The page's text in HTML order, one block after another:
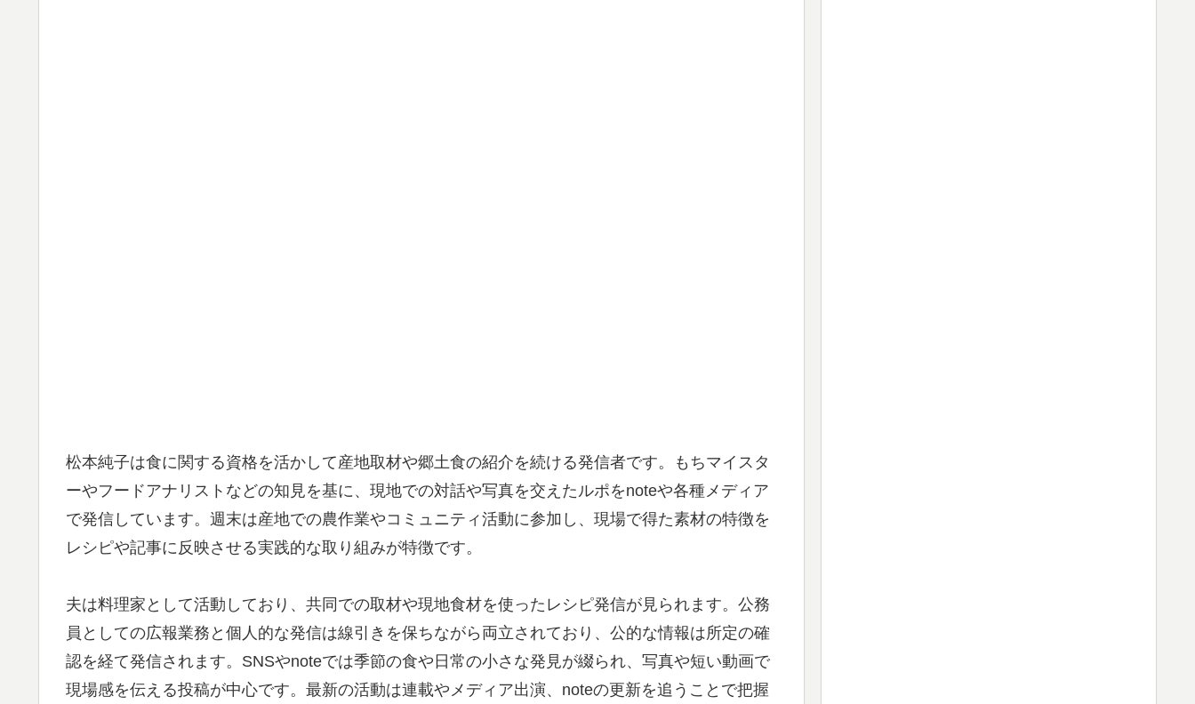
松本純子は食に関する資格を活かして産地取材や郷土食の紹介を続ける発信者です。もちマイスタ
ーやフードアナリストなどの知見を基に、現地での対話や写真を交えたルポをnoteや各種メディア
で発信しています。週末は産地での農作業やコミュニティ活動に参加し、現場で得た素材の特徴を
レシピや記事に反映させる実践的な取り組みが特徴です。
夫は料理家として活動しており、共同での取材や現地食材を使ったレシピ発信が見られます。公務
員としての広報業務と個人的な発信は線引きを保ちながら両立されており、公的な情報は所定の確
認を経て発信されます。SNSやnoteでは季節の食や日常の小さな発見が綴られ、写真や短い動画で
現場感を伝える投稿が中心です。最新の活動は連載やメディア出演、noteの更新を追うことで把握